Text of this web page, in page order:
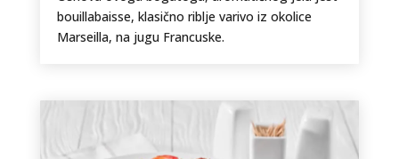
bouillabaisse, klasično riblje varivo iz okolice
Marseilla, na jugu Francuske.